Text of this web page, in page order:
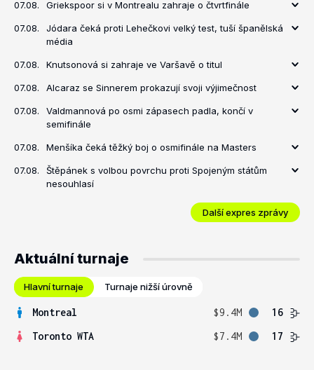
07.08. Griekspoor si v Montrealu zahraje o čtvrtfinále
07.08.
Jódara čeká proti Lehečkovi velký test, tuší španělská
média
07.08. Knutsonová si zahraje ve Varšavě o titul
07.08. Alcaraz se Sinnerem prokazují svoji výjimečnost
07.08.
Valdmannová po osmi zápasech padla, končí v
semifinále
07.08. Menšíka čeká těžký boj o osmifinále na Masters
07.08.
Štěpánek s volbou povrchu proti Spojeným státům
nesouhlasí
Další expres zprávy
Aktuální turnaje
Hlavní turnaje Turnaje nižší úrovně
Montreal $9.4M
16
Toronto WTA
$7.4M 17